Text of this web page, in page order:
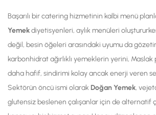
Başarılı bir catering hizmetinin kalbi menü
Yemekdiyetisyenleri, aylık menüleri
değil, besin öğeleri arasındaki uyumu da
karbonhidrat ağırlıklı yemeklerin yerini, Maslak
daha hafif, sindirimi kolay ancak enerji veren
Sektörün öncü ismi olarak Doğan Yemek,
glutensiz beslenen çalışanlar için de alternatif